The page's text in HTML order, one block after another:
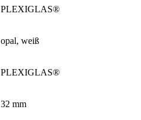
PLEXIGLAS®
opal, weiß
PLEXIGLAS®
32 mm